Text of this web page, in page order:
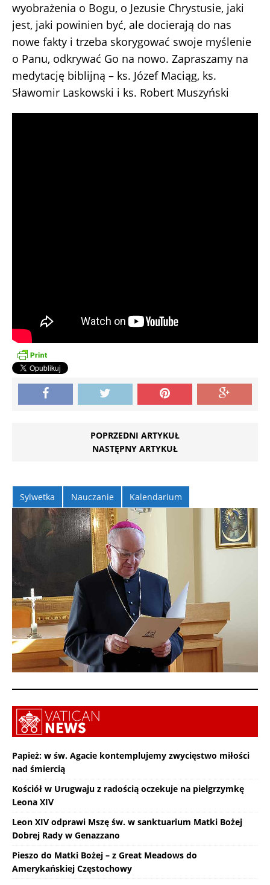
wyobrażenia o Bogu, o Jezusie Chrystusie, jaki
jest, jaki powinien być, ale docierają do nas
nowe fakty i trzeba skorygować swoje myślenie
o Panu, odkrywać Go na nowo. Zapraszamy na
medytację biblijną – ks. Józef Maciąg, ks.
Sławomir Laskowski i ks. Robert Muszyński
POPRZEDNI ARTYKUŁ
NASTĘPNY ARTYKUŁ
Sylwetka Nauczanie Kalendarium
Papież: w św. Agacie kontemplujemy zwycięstwo miłości
nad śmiercią
Kościół w Urugwaju z radością oczekuje na pielgrzymkę
Leona XIV
Leon XIV odprawi Mszę św. w sanktuarium Matki Bożej
Dobrej Rady w Genazzano
Pieszo do Matki Bożej – z Great Meadows do
Amerykańskiej Częstochowy